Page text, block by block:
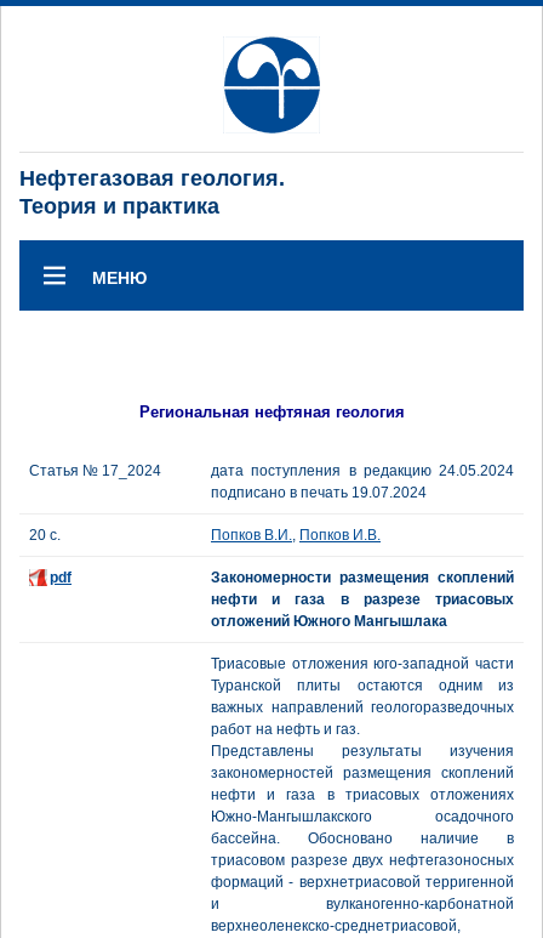
Нефтегазовая геология.
Теория и практика
МЕНЮ
Региональная нефтяная геология
Статья № 17_2024
дата поступления в редакцию 24.05.2024
подписано в печать 19.07.2024
20 с. Попков В.И., Попков И.В.
pdf
Закономерности размещения скоплений
нефти и газа в разрезе триасовых
отложений Южного Мангышлака
Триасовые отложения юго-западной части
Туранской плиты остаются одним из
важных направлений геологоразведочных
работ на нефть и газ.
Представлены результаты изучения
закономерностей размещения скоплений
нефти и газа в триасовых отложениях
Южно-Мангышлакского осадочного
бассейна. Обосновано наличие в
триасовом разрезе двух нефтегазоносных
формаций - верхнетриасовой терригенной
и вулканогенно-карбонатной
верхнеоленекско-среднетриасовой,